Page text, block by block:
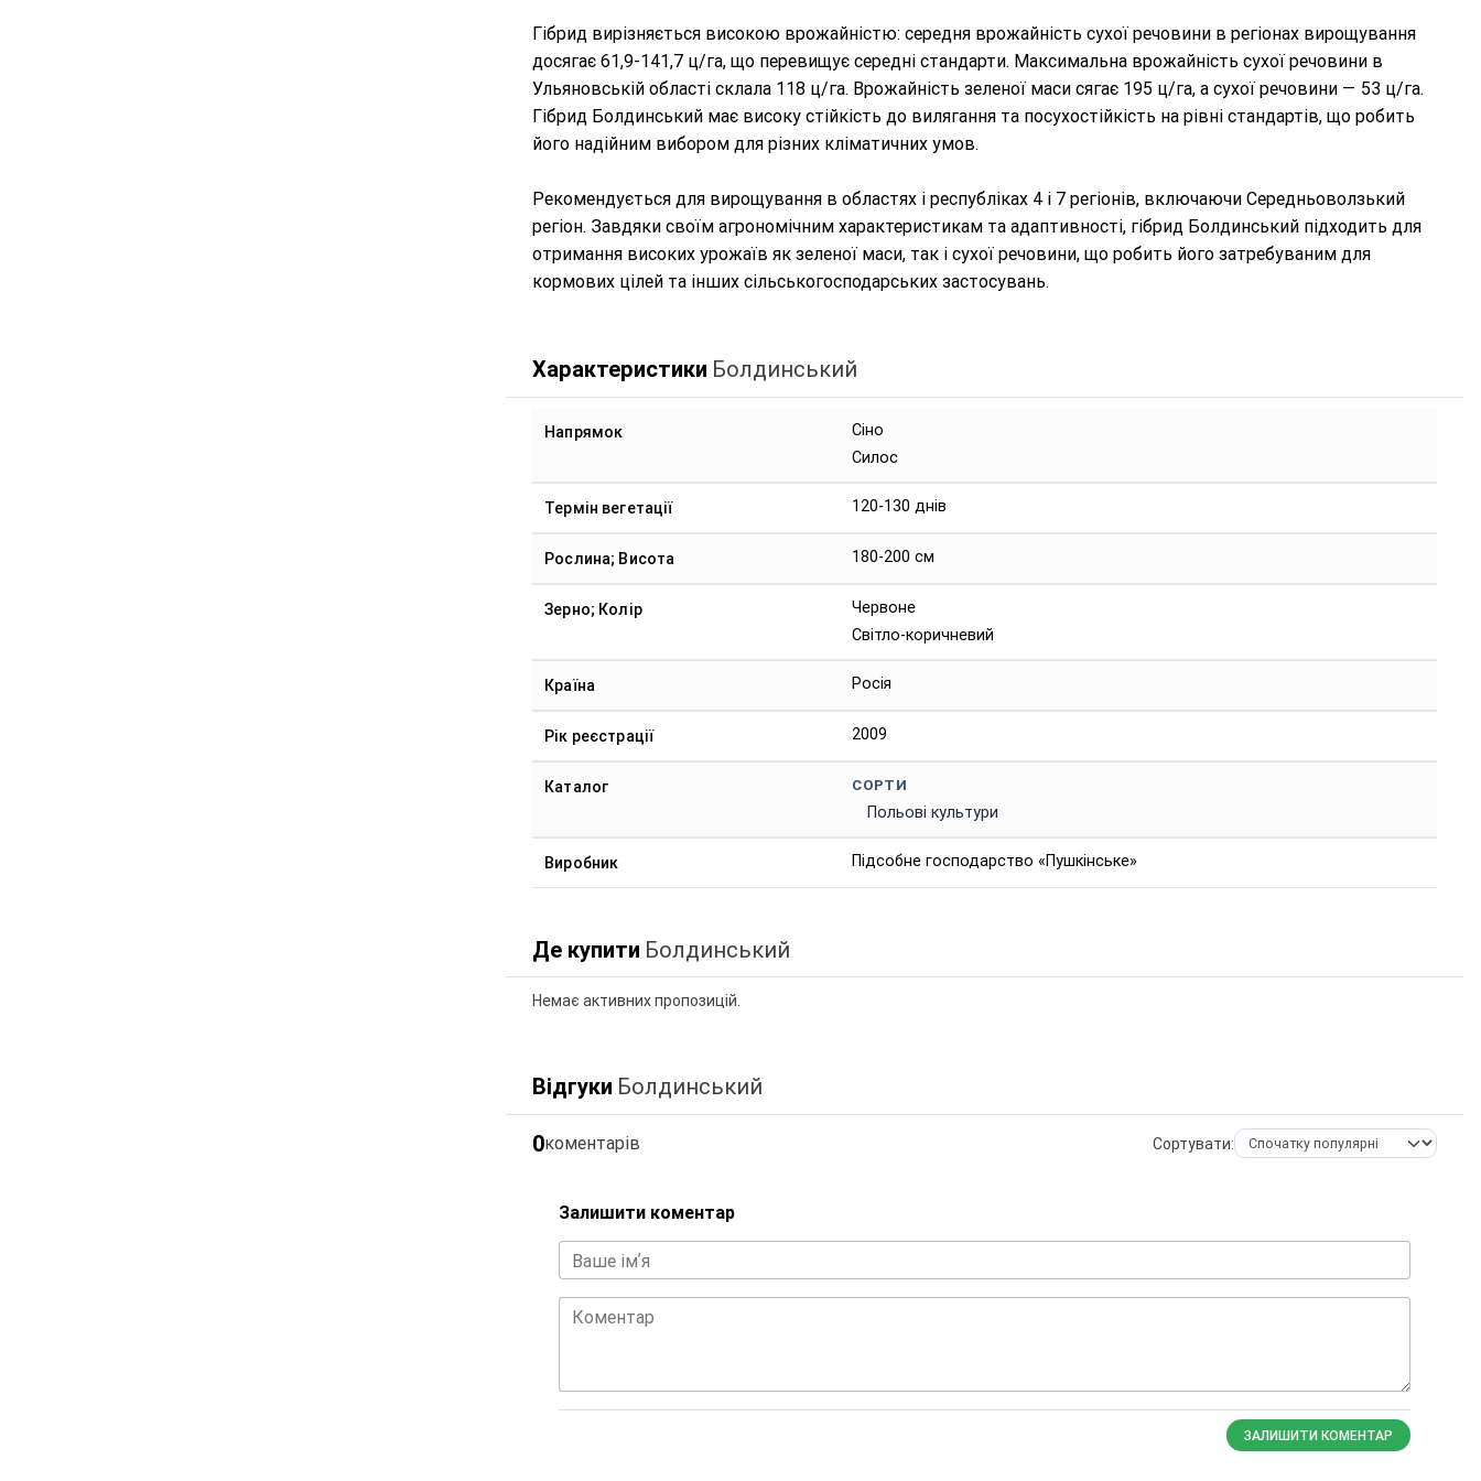
Гібрид вирізняється високою врожайністю: середня врожайність сухої речовини в регіонах вирощування
досягає 61,9-141,7 ц/га, що перевищує середні стандарти. Максимальна врожайність сухої речовини в
Ульяновській області склала 118 ц/га. Врожайність зеленої маси сягає 195 ц/га, а сухої речовини — 53 ц/га.
Гібрид Болдинський має високу стійкість до вилягання та посухостійкість на рівні стандартів, що робить
його надійним вибором для різних кліматичних умов.
Рекомендується для вирощування в областях і республіках 4 і 7 регіонів, включаючи Середньоволзький
регіон. Завдяки своїм агрономічним характеристикам та адаптивності, гібрид Болдинський підходить для
отримання високих урожаїв як зеленої маси, так і сухої речовини, що робить його затребуваним для
кормових цілей та інших сільськогосподарських застосувань.
Характеристики Болдинський
Напрямок
Сіно
Силос
Термін вегетації 120-130 днів
Рослина; Висота 180-200 см
Зерно; Колір
Червоне
Світло-коричневий
Країна Росія
Рік реєстрації 2009
Каталог СОРТИ
Польові культури
Виробник Підсобне господарство «Пушкінське»
Де купити Болдинський
Немає активних пропозицій.
Відгуки Болдинський
0коментарів Сортувати:
Залишити коментар
Ваше імʼя
Коментар
ЗАЛИШИТИ КОМЕНТАР